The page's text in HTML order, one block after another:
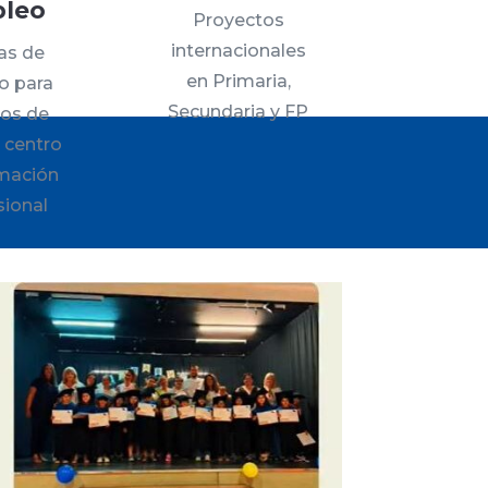
de
para
de
centro
Proyectos
internacionales
en Primaria,
Secundaria y FP